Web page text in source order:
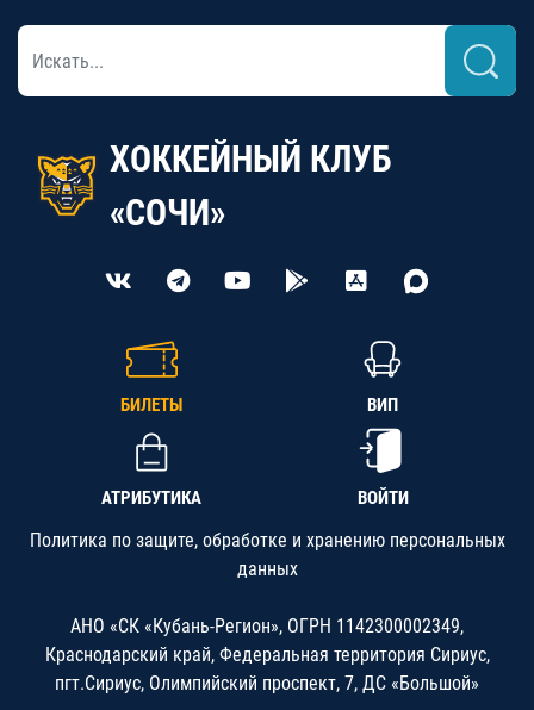
ХОККЕЙНЫЙ КЛУБ
«СОЧИ»
БИЛЕТЫ ВИП
АТРИБУТИКА ВОЙТИ
Политика по защите, обработке и хранению персональных
данных
АНО «СК «Кубань-Регион», ОГРН 1142300002349,
Краснодарский край, Федеральная территория Сириус,
пгт.Сириус, Олимпийский проспект, 7, ДС «Большой»